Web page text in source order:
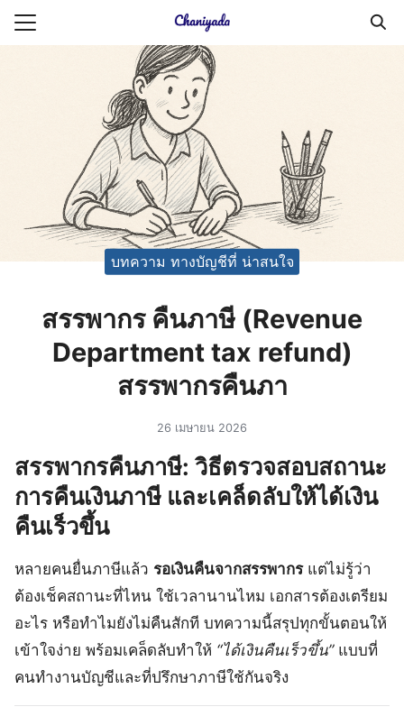
Skip
ยความเป็นส่วนตัว
ญชี (Accounting service)
ญชี (Accounting
บทความ ทางบัญชีที่ น่าสนใจ
สรรพากร คืนภาษี (Revenue
Department tax refund)
สรรพากรคืนภา
26 เมษายน 2026
สรรพากรคืนภาษี: วิธีตรวจสอบสถานะ
การคืนเงินภาษี และเคล็ดลับให้ได้เงิน
คืนเร็วขึ้น
หลายคนยื่นภาษีแล้ว รอเงินคืนจากสรรพากรแต่ไม่รู้ว่า
ต้องเช็คสถานะที่ไหน ใช้เวลานานไหม เอกสารต้องเตรียม
อะไร หรือทำไมยังไม่คืนสักที บทความนี้สรุปทุกขั้นตอนให้
เข้าใจง่าย พร้อมเคล็ดลับทำให้ “ได้เงินคืนเร็วขึ้น”แบบที่
คนทำงานบัญชีและที่ปรึกษาภาษีใช้กันจริง